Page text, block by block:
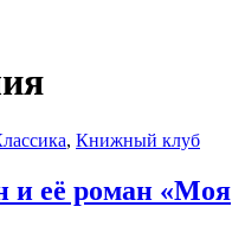
, Книжный клуб
её роман «Моя